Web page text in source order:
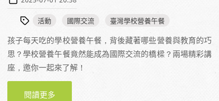
活動 國際交流 臺灣學校營養午餐
孩子每天吃的學校營養午餐，背後藏著哪些營養與教育的巧
思？學校營養午餐竟然能成為國際交流的橋樑？兩場精彩講
座，邀你一起來了解！
閱讀更多